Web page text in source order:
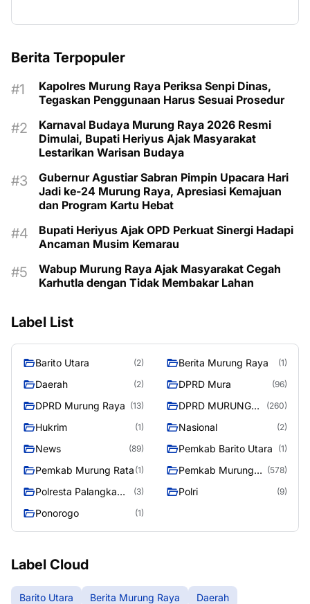
Berita Terpopuler
Kapolres Murung Raya Periksa Senpi Dinas,
Tegaskan Penggunaan Harus Sesuai Prosedur
Karnaval Budaya Murung Raya 2026 Resmi
Dimulai, Bupati Heriyus Ajak Masyarakat
Lestarikan Warisan Budaya
Gubernur Agustiar Sabran Pimpin Upacara Hari
Jadi ke-24 Murung Raya, Apresiasi Kemajuan
dan Program Kartu Hebat
Bupati Heriyus Ajak OPD Perkuat Sinergi Hadapi
Ancaman Musim Kemarau
Wabup Murung Raya Ajak Masyarakat Cegah
Karhutla dengan Tidak Membakar Lahan
Label List
Barito Utara (2) Berita Murung Raya (1)
Daerah (2) DPRD Mura (96)
DPRD Murung Raya (13)
DPRD MURUNG
(260)
Hukrim (1) Nasional (2)
News (89) Pemkab Barito Utara (1)
Pemkab Murung Rata (1)
Pemkab Murung
(578)
Polresta Palangka
(3) Polri (9)
Ponorogo (1)
Label Cloud
Barito Utara Berita Murung Raya
Daerah